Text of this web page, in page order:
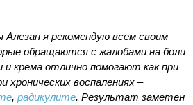
я рекомендую всем своим
обращаются с жалобами на боли
и крема отлично помогают как при
хронических воспалениях –
, радикулите. Результат заметен